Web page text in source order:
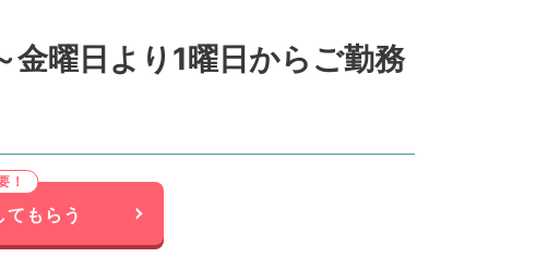
曜日より1曜日からご勤務
もらう